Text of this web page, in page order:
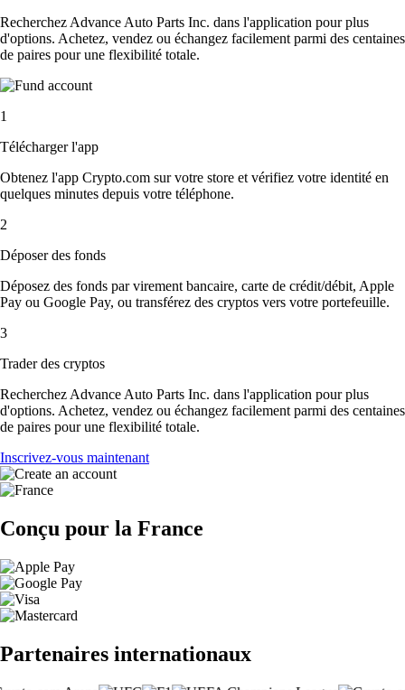
Recherchez Advance Auto Parts Inc. dans l'application pour plus
d'options. Achetez, vendez ou échangez facilement parmi des centaines
de paires pour une flexibilité totale.
1
Télécharger l'app
Obtenez l'app Crypto.com sur votre store et vérifiez votre identité en
quelques minutes depuis votre téléphone.
2
Déposer des fonds
Déposez des fonds par virement bancaire, carte de crédit/débit, Apple
Pay ou Google Pay, ou transférez des cryptos vers votre portefeuille.
3
Trader des cryptos
Recherchez Advance Auto Parts Inc. dans l'application pour plus
d'options. Achetez, vendez ou échangez facilement parmi des centaines
de paires pour une flexibilité totale.
Inscrivez-vous maintenant
Conçu pour la France
Partenaires internationaux